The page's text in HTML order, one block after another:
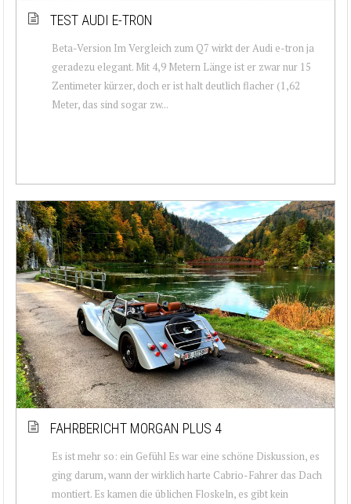
TEST AUDI E-TRON
Beta-Version Im Vergleich zum Q7 wirkt der Audi e-tron ja
geradezu elegant. Mit 4,9 Metern Länge ist er zwar nur 15
Zentimeter kürzer, doch er ist halt deutlich flacher (1,62
Meter, das sind sogar zw...
FAHRBERICHT MORGAN PLUS 4
Es ist mehr so: ein Gefühl Es war eine schöne Diskussion, es
ging darum, wann der wirklich harte Cabrio-Fahrer das Dach
montiert. Es kamen die üblichen Floskeln, es gibt kein